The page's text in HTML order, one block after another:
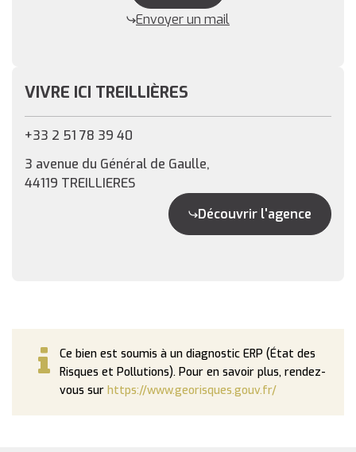
Envoyer un mail
VIVRE ICI TREILLIÈRES
+33 2 51 78 39 40
3 avenue du Général de Gaulle,
44119 TREILLIERES
Découvrir l'agence
Ce bien est soumis à un diagnostic ERP (État des
Risques et Pollutions). Pour en savoir plus, rendez-
vous sur https://www.georisques.gouv.fr/